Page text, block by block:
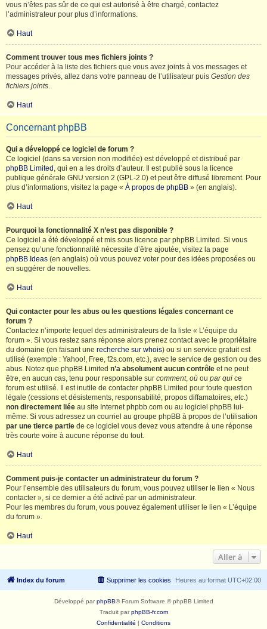
vous n’êtes pas sûr de ce qui est autorisé à être chargé, contactez
l’administrateur pour plus d’informations.
Haut
Comment trouver tous mes fichiers joints ?
Pour accéder à la liste des fichiers que vous avez joints à vos messages et
messages privés, allez dans votre panneau de l’utilisateur puis Gestion des
fichiers joints.
Haut
Concernant phpBB
Qui a développé ce logiciel de forum ?
Ce logiciel (dans sa version non modifiée) est développé et distribué par
phpBB Limited , qui en a les droits d’auteur. Il est publié sous la licence
publique générale GNU version 2 (GPL-2.0) et peut être diffusé librement. Pour
plus d’informations, visitez la page « À propos de phpBB » (en anglais).
Haut
Pourquoi la fonctionnalité X n’est pas disponible ?
Ce logiciel a été développé et mis sous licence par phpBB Limited. Si vous
pensez qu’une fonctionnalité nécessite d’être ajoutée, visitez la page
phpBB Ideas (en anglais) où vous pouvez voter pour des idées proposées ou
en suggérer de nouvelles.
Haut
Qui contacter pour les abus ou les questions légales concernant ce
forum ?
Contactez n’importe lequel des administrateurs de la liste « L’équipe du
forum ». Si vous restez sans réponse alors prenez contact avec le propriétaire
du domaine (en faisant une recherche sur whois) ou si un service gratuit est
utilisé (exemple : Yahoo!, Free, f2s.com, etc.), avec le service de gestion ou des
abus. Notez que phpBB Limited n’a absolument aucun contrôle et ne peut
être, en aucun cas, tenu pour responsable sur comment, où ou par qui ce
forum est utilisé. Il est inutile de contacter phpBB Limited pour toute question
légale (cessions et désistements, responsabilité, propos diffamatoires, etc.)
non directement liée au site Internet phpbb.com ou au logiciel phpBB lui-
même. Si vous adressez un courriel au groupe phpBB à propos de l’utilisation
par une tierce partie de ce logiciel vous devez vous attendre à une réponse
très courte voire à aucune réponse du tout.
Haut
Comment puis-je contacter un administrateur du forum ?
Pour l’ensemble des utilisateurs du forum, vous pouvez utiliser le lien « Nous
contacter », si ce dernier a été activé par un administrateur.
Pour les membres du forum, vous pouvez également utiliser le lien « L’équipe
du forum ».
Haut
Aller à
Index du forum Heures au format UTC+02:00
Supprimer les cookies
Développé parphpBB® Forum Software © phpBB Limited
Traduit parphpBB-fr.com
Confidentialité | Conditions